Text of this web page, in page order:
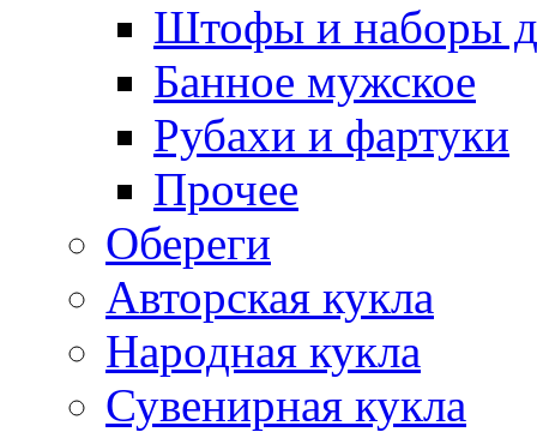
Штофы и наборы
Банное мужское
Рубахи и фартуки
Прочее
Обереги
Авторская кукла
Народная кукла
Сувенирная кукла